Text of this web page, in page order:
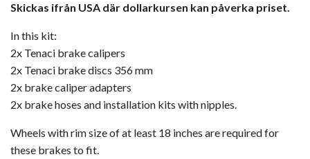
Skickas ifrån USA där dollarkursen kan påverka priset.
In this kit:
2x Tenaci brake calipers
2x Tenaci brake discs 356 mm
2x brake caliper adapters
2x brake hoses and installation kits with nipples.
Wheels with rim size of at least 18 inches are required for
these brakes to fit.